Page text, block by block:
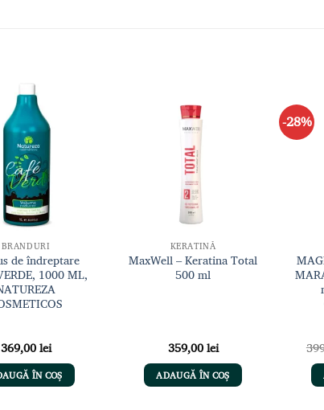
BRANDURI
de îndreptare
1000 ML,
369,00lei
ÎN COȘ
KERATINĂ
MaxWell – Keratina Total
500 ml
359,00lei
ADAUGĂ ÎN COȘ
-28%